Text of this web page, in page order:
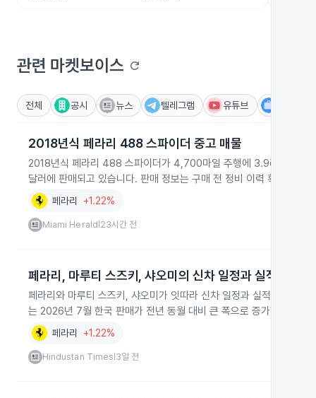
관련 마켓보이스 refresh
전체 공시 뉴스 텔레그램 유튜브
2018년식 페라리 488 스파이더 중고 매물
2018년식 페라리 488 스파이더가 4,700마일 주행에 3.9리터 트윈
달러에 판매되고 있습니다. 판매 정보는 구매 전 정비 이력 확인과 전
페라리 +1.22%
Miami Herald 23시간 전
페라리, 마루티 스즈키, 샤오미의 신차 일정과 실적 공개
페라리와 마루티 스즈키, 샤오미가 잇따라 신차 일정과 실적, 신모델
는 2026년 7월 한국 판매가 전년 동월 대비 큰 폭으로 증가했습니다.
페라리 +1.22%
Hindustan Times 3일 전